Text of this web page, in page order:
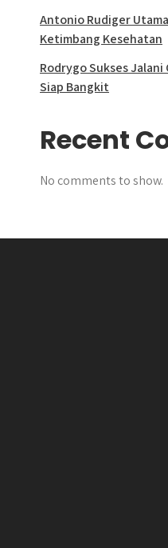
Antonio Rudiger
Ketimbang Kesehatan
Rodrygo Sukses
Siap Bangkit
Recent
No comments to show.